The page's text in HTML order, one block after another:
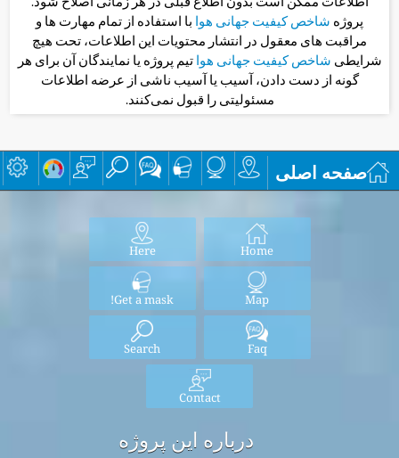
پروژه شاخص کیفیت جهانی هوا با استفاده از تمام مهارت ها و
مراقبت های معقول در انتشار محتویات این اطلاعات، تحت هیچ
شرایطی شاخص کیفیت جهانی هواتیم پروژه یا نمایندگان آن برای هر
گونه از دست دادن، آسیب یا آسیب ناشی از عرضه اطلاعات
مسئولیتی را قبول نمی‌کنند.
صفحه اصلی
Home
Here
Map
Get a mask!
Faq
Search
Contact
درباره این پروژه